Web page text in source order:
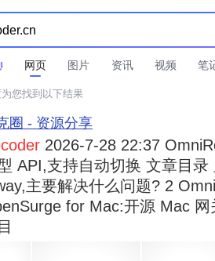
网页 图片 资讯 视频 笔
限  所有网页和文件  站点内检索 
您找到以下结果
圈 - 资源分享
2026-7-28 22:37
API,支持自动切换 文章目
主要解决什么问题? 2
for Mac:开源 Mac